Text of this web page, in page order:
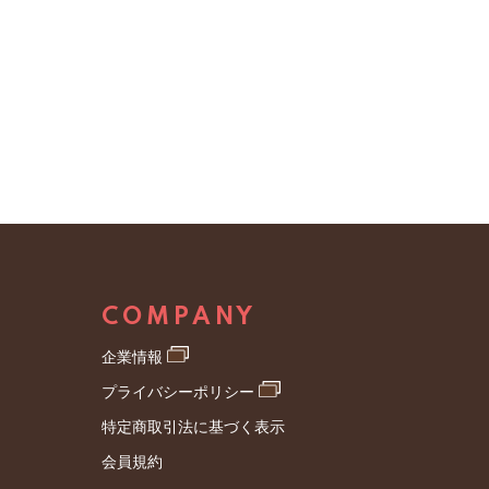
会員資格を取り消されたこ
めの同意・代理等を得てい
以下同じ。）・当社の権
かどうかを確認することが
の取り消しができます。
る手続きおよび手数料
人情報保護方針」を弊社の
COMPANY
企業情報
プライバシーポリシー
特定商取引法に基づく表示
会員規約